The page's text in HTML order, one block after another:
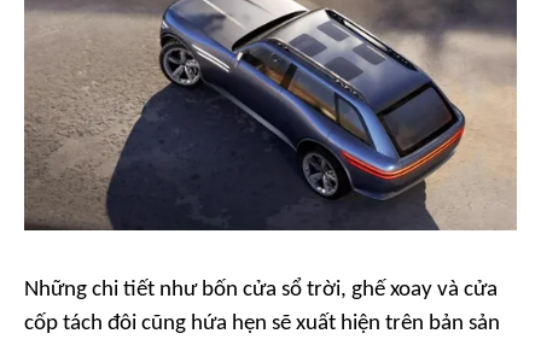
Những chi tiết như bốn cửa sổ trời, ghế xoay và cửa
cốp tách đôi cũng hứa hẹn sẽ xuất hiện trên bản sản